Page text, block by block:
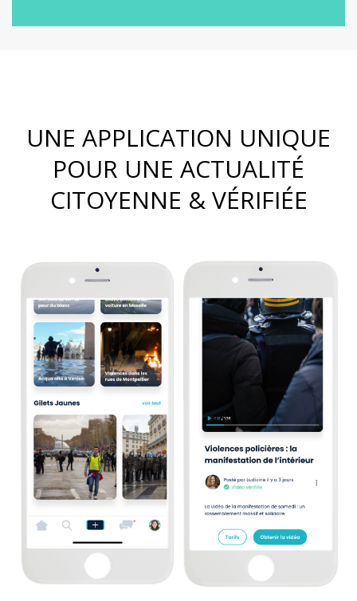
UNE APPLICATION UNIQUE
POUR UNE ACTUALITÉ
CITOYENNE & VÉRIFIÉE